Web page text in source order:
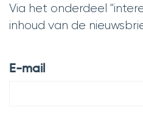
Via het onderdeel
inhoud van de
E-mail